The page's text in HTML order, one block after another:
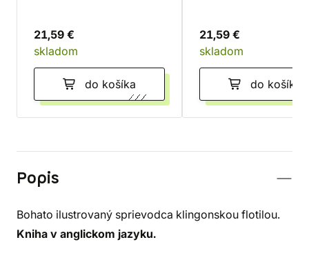
21,59 €
skladom
do košíka
21,59 €
skladom
do košíka
Popis
Bohato ilustrovaný sprievodca klingonskou flotilou.
Kniha v anglickom jazyku.